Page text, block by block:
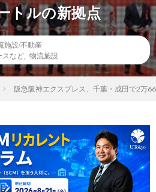
トルの新拠点
施設/不動産
スなど 物流施設
阪急阪神エクスプレス、千葉・成田で2万